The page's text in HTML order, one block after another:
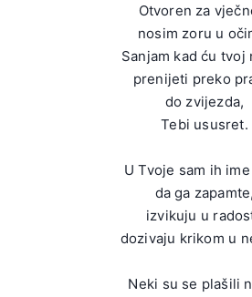
Otvoren za
nosim zoru u
Sanjam kad ću tvoj
prenijeti preko
do zvijezda,
Tebi ususret.
U Tvoje sam ih
da ga zapamte,
izvikuju u
dozivaju krikom u
Neki su se plašili